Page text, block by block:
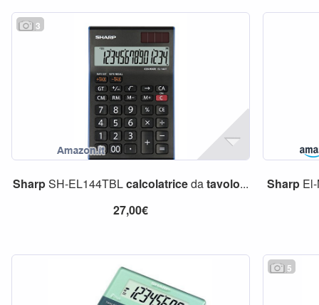
3
SharpSH-EL144TBLcalcolatricedatavolo...
27,00€
SharpEl-
5